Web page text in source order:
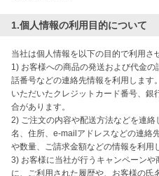
1.個人情報の利用目的について
当社は個人情報を以下の目的で利用さ
1) お客様への商品の発送および代金
話番号などの連絡先情報を利用します
いただいたクレジットカード番号、
合があります。
2) ご注文の内容や配送方法などを連
名、住所、e-mailアドレスなどの連絡
や数量、ご請求金額などの情報を利用
3) お客様に当社が行うキャンペーン
に、ご利用された履歴や、お客様の